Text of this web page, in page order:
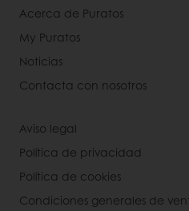
Acerca de Puratos
My Puratos
Noticias
Contacta con nosotros
Aviso legal
Política de privacidad
Política de cookies
Condiciones generales de